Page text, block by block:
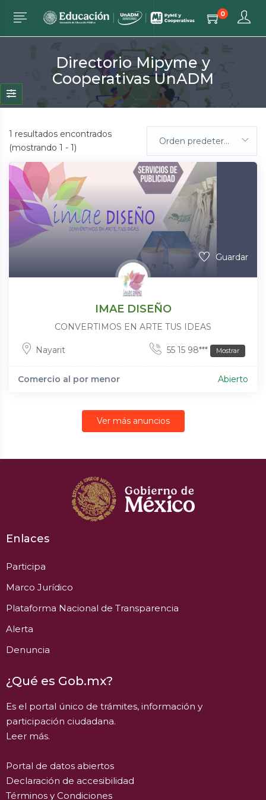
0
Directorio Mipyme y
Cooperativas UnADM
1 resultados encontrados
(mostrando 1 - 1)
Orden predeterminada
Guardar
IMAE DISEÑO
CONVERTIMOS EN ARTE TUS IDEAS
Nayarit 55 15 98*** Mostrar
Comercio al por menor Abierto
Ver más anuncios
Enlaces
Participa
Marco Jurídico
Plataforma Nacional de Transparencia
Alerta
Denuncia
¿Qué es Gob.mx?
Es el portal único de trámites, información y
participación ciudadana.
Leer más.
Portal de datos abiertos
Declaración de accesibilidad
Términos y Condiciones